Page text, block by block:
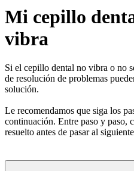
Mi cepillo
vibra
Si el cepillo dental no vibra o no
de resolución de problemas
solución.
Le recomendamos que siga los
continuación. Entre paso y paso,
resuelto antes de pasar al